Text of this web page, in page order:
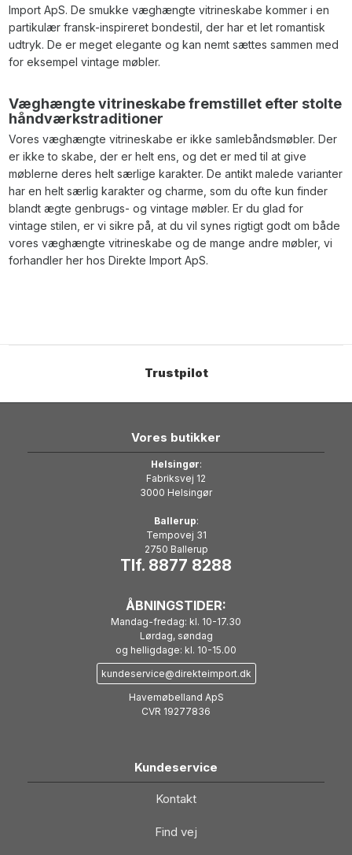
Import ApS. De smukke væghængte vitrineskabe kommer i en
partikulær fransk-inspireret bondestil, der har et let romantisk
udtryk. De er meget elegante og kan nemt sættes sammen med
for eksempel vintage møbler.
Væghængte vitrineskabe fremstillet efter stolte
håndværkstraditioner
Vores væghængte vitrineskabe er ikke samlebåndsmøbler. Der
er ikke to skabe, der er helt ens, og det er med til at give
møblerne deres helt særlige karakter. De antikt malede varianter
har en helt særlig karakter og charme, som du ofte kun finder
blandt ægte genbrugs- og vintage møbler. Er du glad for
vintage stilen, er vi sikre på, at du vil synes rigtigt godt om både
vores væghængte vitrineskabe og de mange andre møbler, vi
forhandler her hos Direkte Import ApS.
Trustpilot
Vores butikker
Helsingør:
Fabriksvej 12
3000 Helsingør
Ballerup:
Tempovej 31
2750 Ballerup
Tlf. 8877 8288
ÅBNINGSTIDER:
Mandag-fredag: kl. 10-17.30
Lørdag, søndag
og helligdage: kl. 10-15.00
kundeservice@direkteimport.dk
Havemøbelland ApS
CVR 19277836
Kundeservice
Kontakt
Find vej